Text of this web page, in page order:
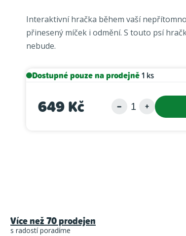
je
4,5
z
hvězdiček.
Interaktivní hračka během vaší
přinesený míček i odmění. S touto psí
nebude.
Dostupné pouze na prodejně1 ks
649 Kč
Více než 70 prodejen
s radostí poradíme